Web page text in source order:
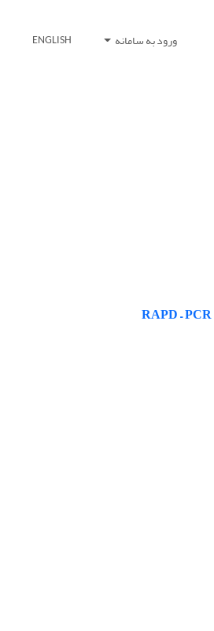
ورود به سامانه ENGLISH